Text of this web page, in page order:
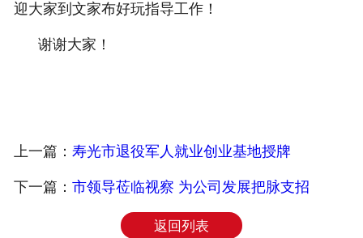
迎大家到文家布好玩指导工作！
谢谢大家！
上一篇： 寿光市退役军人就业创业基地授牌
下一篇： 市领导莅临视察 为公司发展把脉支招
返回列表